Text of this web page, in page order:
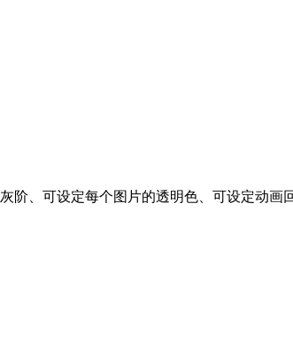
阶、可设定每个图片的透明色、可设定动